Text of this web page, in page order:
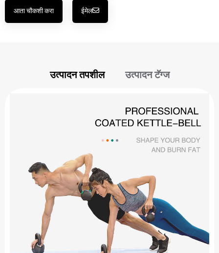
आता चौकशी करा ईमेल
उत्पादन तपशील उत्पादन टॅग्ज